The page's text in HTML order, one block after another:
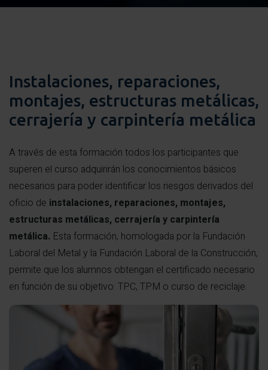
Instalaciones, reparaciones,
montajes, estructuras metálicas,
cerrajería y carpintería metálica
A través de esta formación todos los participantes que
superen el curso adquirirán los conocimientos básicos
necesarios para poder identificar los riesgos derivados del
oficio de instalaciones, reparaciones, montajes,
estructuras metálicas, cerrajería y carpintería
metálica. Esta formación, homologada por la Fundación
Laboral del Metal y la Fundación Laboral de la Construcción,
permite que los alumnos obtengan el certificado necesario
en función de su objetivo: TPC, TPM o curso de reciclaje.